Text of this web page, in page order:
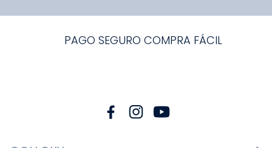
PAGO SEGURO COMPRA FÁCIL